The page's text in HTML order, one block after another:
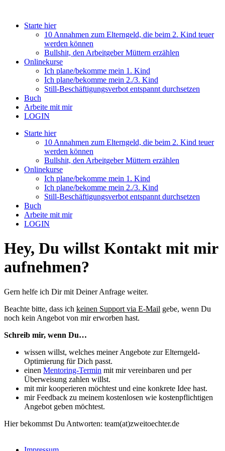
Starte hier
10 Annahmen zum Elterngeld, die beim 2. Kind teuer
werden können
Bullshit, den Arbeitgeber Müttern erzählen
Onlinekurse
Ich plane/bekomme mein 1. Kind
Ich plane/bekomme mein 2./3. Kind
Still-Beschäftigungsverbot entspannt durchsetzen
Buch
Arbeite mit mir
LOGIN
Starte hier
10 Annahmen zum Elterngeld, die beim 2. Kind teuer
werden können
Bullshit, den Arbeitgeber Müttern erzählen
Onlinekurse
Ich plane/bekomme mein 1. Kind
Ich plane/bekomme mein 2./3. Kind
Still-Beschäftigungsverbot entspannt durchsetzen
Buch
Arbeite mit mir
LOGIN
Hey, Du willst Kontakt mit mir
aufnehmen?
Gern helfe ich Dir mit Deiner Anfrage weiter.
Beachte bitte, dass ich keinen Support via E-Mail gebe, wenn Du
noch kein Angebot von mir erworben hast.
Schreib mir, wenn Du…
wissen willst, welches meiner Angebote zur Elterngeld-
Optimierung für Dich passt.
einen Mentoring-Termin mit mir vereinbaren und per
Überweisung zahlen willst.
mit mir kooperieren möchtest und eine konkrete Idee hast.
mir Feedback zu meinem kostenlosen wie kostenpflichtigen
Angebot geben möchtest.
Hier bekommst Du Antworten: team(at)zweitoechter.de